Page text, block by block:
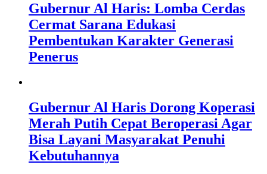
Gubernur Al Haris: Lomba Cerdas
Cermat Sarana Edukasi
Pembentukan Karakter Generasi
Penerus
Gubernur Al Haris Dorong Koperasi
Merah Putih Cepat Beroperasi Agar
Bisa Layani Masyarakat Penuhi
Kebutuhannya